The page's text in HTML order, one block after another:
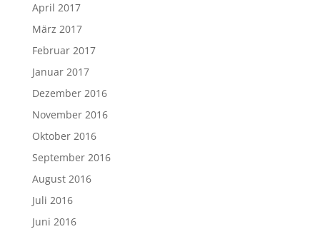
April 2017
März 2017
Februar 2017
Januar 2017
Dezember 2016
November 2016
Oktober 2016
September 2016
August 2016
Juli 2016
Juni 2016